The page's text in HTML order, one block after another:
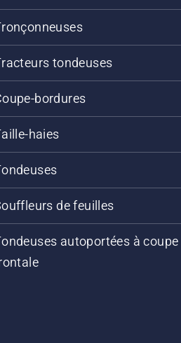
tondeuses
bordures
haies
de feuilles
autoportées à coupe